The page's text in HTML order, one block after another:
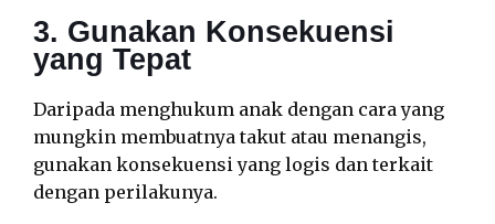
3. Gunakan Konsekuensi
yang Tepat
Daripada menghukum anak dengan cara yang
mungkin membuatnya takut atau menangis,
gunakan konsekuensi yang logis dan terkait
dengan perilakunya.